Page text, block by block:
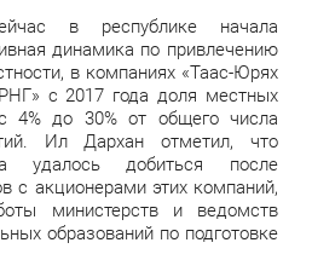
в республике начала
динамика по привлечению
в компаниях «Таас-Юрях
с 2017 года доля местных
4% до 30% от общего числа
Ил Дархан отметил, что
удалось добиться после
с акционерами этих компаний,
министерств и ведомств
образований по подготовке